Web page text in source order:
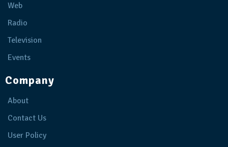
Web
Radio
Television
Events
Company
About
Contact Us
User Policy